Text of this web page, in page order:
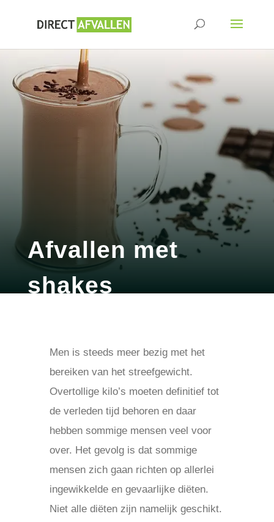
Afvallen met
shakes
Men is steeds meer bezig met het
bereiken van het streefgewicht.
Overtollige kilo’s moeten definitief tot
de verleden tijd behoren en daar
hebben sommige mensen veel voor
over. Het gevolg is dat sommige
mensen zich gaan richten op allerlei
ingewikkelde en gevaarlijke diëten.
Niet alle diëten zijn namelijk geschikt.